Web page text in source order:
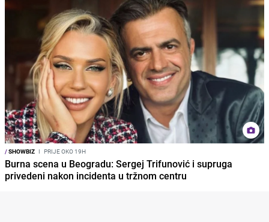
/SHOWBIZ I PRIJE OKO 19H
Burna scena u Beogradu: Sergej Trifunović i supruga
privedeni nakon incidenta u tržnom centru